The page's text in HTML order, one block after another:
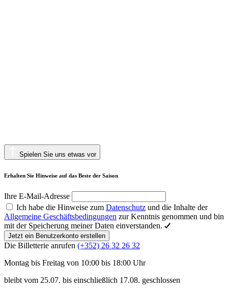
Spielen Sie uns etwas vor
Erhalten Sie Hinweise auf das Beste der Saison
Ihre E-Mail-Adresse
Ich habe die Hinweise zum Datenschutz und die Inhalte der
Allgemeine Geschäftsbedingungen zur Kenntnis genommen und bin
mit der Speicherung meiner Daten einverstanden.
Jetzt ein Benutzerkonto erstellen
Die Billetterie anrufen (+352) 26 32 26 32
Montag bis Freitag von 10:00 bis 18:00 Uhr
bleibt vom 25.07. bis einschließlich 17.08. geschlossen